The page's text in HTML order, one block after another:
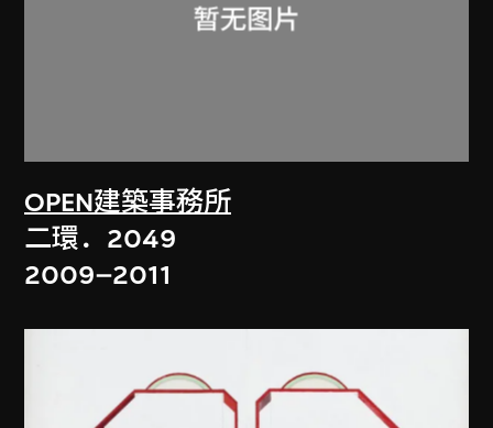
OPEN建築事務所
二環．2049
2009–2011